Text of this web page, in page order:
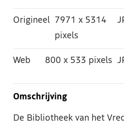
Origineel 7971 x 5314
pixels
Web 800 x 533 pixels
Omschrijving
De Bibliotheek van het